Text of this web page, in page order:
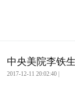
中央美院李铁
2017-12-11 20:02:40 |